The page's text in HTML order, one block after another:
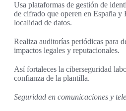
Usa plataformas de gestión de
de cifrado que operen en España y
localidad de datos.
Realiza auditorías periódicas para
impactos legales y reputacionales.
Así fortaleces la ciberseguridad
confianza de la plantilla.
Seguridad en comunicaciones y